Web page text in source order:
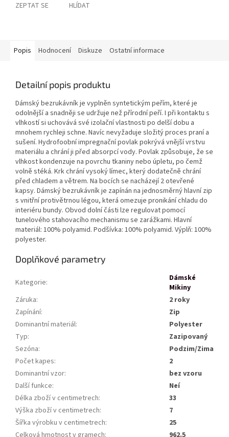
ZEPTAT SE HLÍDAT
Popis Hodnocení Diskuze Ostatní informace
Detailní popis produktu
Dámský bezrukávník je vyplněn syntetickým peřím, které je
odolnější a snadněji se udržuje než přírodní peří. I při kontaktu s
vlhkostí si uchovává své izolační vlastnosti po delší dobu a
mnohem rychleji schne. Navíc nevyžaduje složitý proces praní a
sušení. Hydrofoobní impregnační povlak pokrývá vnější vrstvu
materiálu a chrání ji před absorpcí vody. Povlak způsobuje, že se
vlhkost kondenzuje na povrchu tkaniny nebo úpletu, po čemž
volně stéká. Krk chrání vysoký límec, který dodatečně chrání
před chladem a větrem. Na bocích se nacházejí 2 otevřené
kapsy. Dámský bezrukávník je zapínán na jednosměrný hlavní zip
s vnitřní protivětrnou légou, která omezuje pronikání chladu do
interiéru bundy. Obvod dolní části lze regulovat pomocí
tunelového stahovacího mechanismu se zarážkami. Hlavní
materiál: 100% polyamid. Podšívka: 100% polyamid. Výplň: 100%
polyester.
Doplňkové parametry
Kategorie:
Dámské
Mikiny
Záruka:
2 roky
Zapínání:
Zip
Dominantní materiál:
Polyester
Typ:
Zazipovaný
Sezóna:
Podzim/Zima
Počet kapes:
2
Dominantní vzor:
bez vzoru
Další funkce:
Neí
Délka zboží v centimetrech:
33
Výška zboží v centimetrech:
7
Šířka výrobku v centimetrech:
25